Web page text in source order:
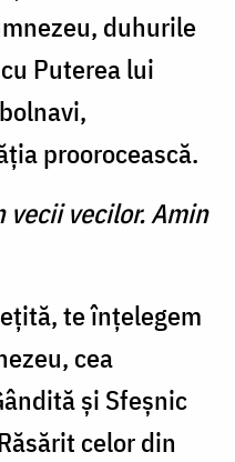
duhurile
Puterea lui
proorocească.
vecii vecilor. Amin
te înţelegem
cea
şi Sfeşnic
celor din